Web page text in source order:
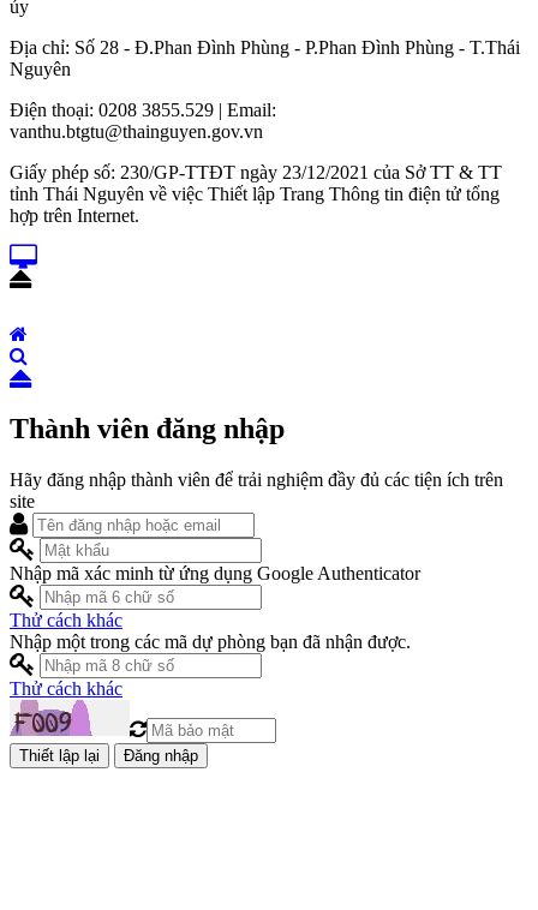
ủy
Địa chỉ: Số 28 - Đ.Phan Đình Phùng - P.Phan Đình Phùng - T.Thái
Nguyên
Điện thoại: 0208 3855.529 | Email:
vanthu.btgtu@thainguyen.gov.vn
Giấy phép số: 230/GP-TTĐT ngày 23/12/2021 của Sở TT & TT
tỉnh Thái Nguyên về việc Thiết lập Trang Thông tin điện tử tổng
hợp trên Internet.
Thành viên đăng nhập
Hãy đăng nhập thành viên để trải nghiệm đầy đủ các tiện ích trên
site
Nhập mã xác minh từ ứng dụng Google Authenticator
Thử cách khác
Nhập một trong các mã dự phòng bạn đã nhận được.
Thử cách khác
Đăng nhập